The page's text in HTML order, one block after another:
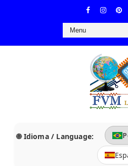
🌐 Idioma / Language: